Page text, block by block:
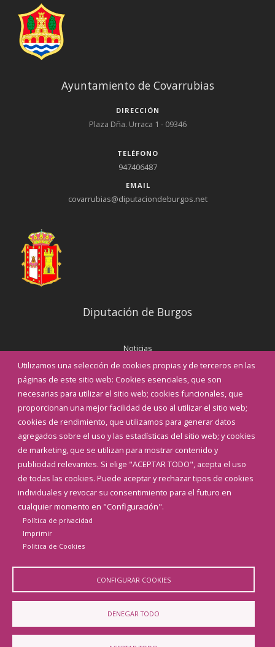
Utilizamos una selección de cookies propias y de terceros en las
páginas de este sitio web: Cookies esenciales, que son
necesarias para utilizar el sitio web; cookies funcionales, que
proporcionan una mejor facilidad de uso al utilizar el sitio web;
cookies de rendimiento, que utilizamos para generar datos
agregados sobre el uso y las estadísticas del sitio web; y cookies
de marketing, que se utilizan para mostrar contenido y
publicidad relevantes. Si elige "ACEPTAR TODO", acepta el uso
de todas las cookies. Puede aceptar y rechazar tipos de cookies
individuales y revocar su consentimiento para el futuro en
cualquier momento en "Configuración".
Política de privacidad
Imprimir
Politica de Cookies
CONFIGURAR COOKIES
DENEGAR TODO
Ayuntamiento de Covarrubias
DIRECCIÓN
Plaza Dña. Urraca 1 - 09346
TELÉFONO
947406487
EMAIL
covarrubias@diputaciondeburgos.net
Diputación de Burgos
Noticias
Eventos
Corporación Municipal
Teléfonos de interés
INICIAR SESIÓN
MAPA WEB